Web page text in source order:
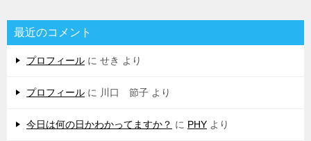
最近のコメント
プロフィール に せき より
プロフィール に 川口 節子 より
今日は何の日かわかってますか？ に PHY より